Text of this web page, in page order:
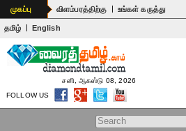
முகப்பு விளம்பரத்திற்கு | உங்கள் கருத்து
தமிழ் | English
Search form
சனி, ஆகஸ்டு 08, 2026
FOLLOW US